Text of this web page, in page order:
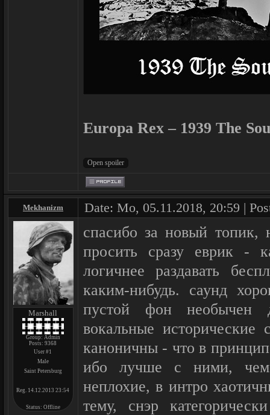
Europa Rex – 1939 The
Mekhanizm Date: Mo, 05.11.2018, 20:59 |
Marshall
Group: Admin
Posts:9368
User #1
Male
Saint Petersburg
Reg. 14.12.2013 23:54
Status: Offline
спасибо за новый топик,
просить сразу еврик -
логичнее раздавать
каким-нибудь. саунд
пустой фон необычен
вокальные
каноничны - что в
ибо лучше с ними, чем
неплохие, в интро
тему, снэр